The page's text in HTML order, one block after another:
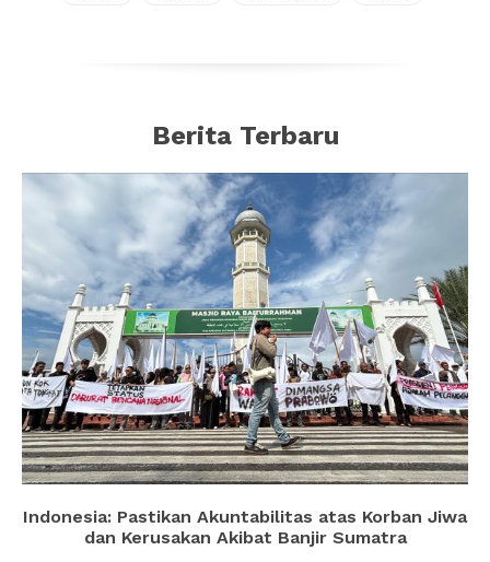
Berita Terbaru
Indonesia: Pastikan Akuntabilitas atas Korban Jiwa
dan Kerusakan Akibat Banjir Sumatra